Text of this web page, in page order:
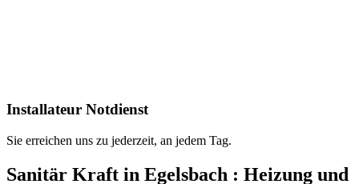
Installateur Notdienst
Sie erreichen uns zu jederzeit, an jedem Tag.
Sanitär Kraft in Egelsbach : Heizung und